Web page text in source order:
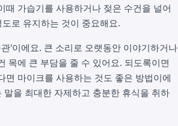
때 가습기를 사용하거나 젖은 수건을 널어
로 유지하는 것이 중요해요.
’이에요. 큰 소리로 오랫동안 이야기하거나
목에 큰 부담을 줄 수 있어요. 되도록이면
면 마이크를 사용하는 것도 좋은 방법이에
말을 최대한 자제하고 충분한 휴식을 취하